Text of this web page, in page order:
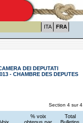
ITA FRA
DEI DEPUTATI
- CHAMBRE DES DEPUTES
Section 4 sur 4
% voix
Total